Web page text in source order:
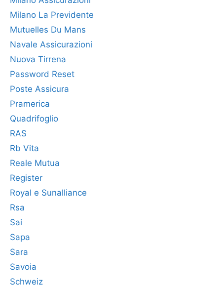
Milano La Previdente
Mutuelles Du Mans
Navale Assicurazioni
Nuova Tirrena
Password Reset
Poste Assicura
Pramerica
Quadrifoglio
RAS
Rb Vita
Reale Mutua
Register
Royal e Sunalliance
Rsa
Sai
Sapa
Sara
Savoia
Schweiz